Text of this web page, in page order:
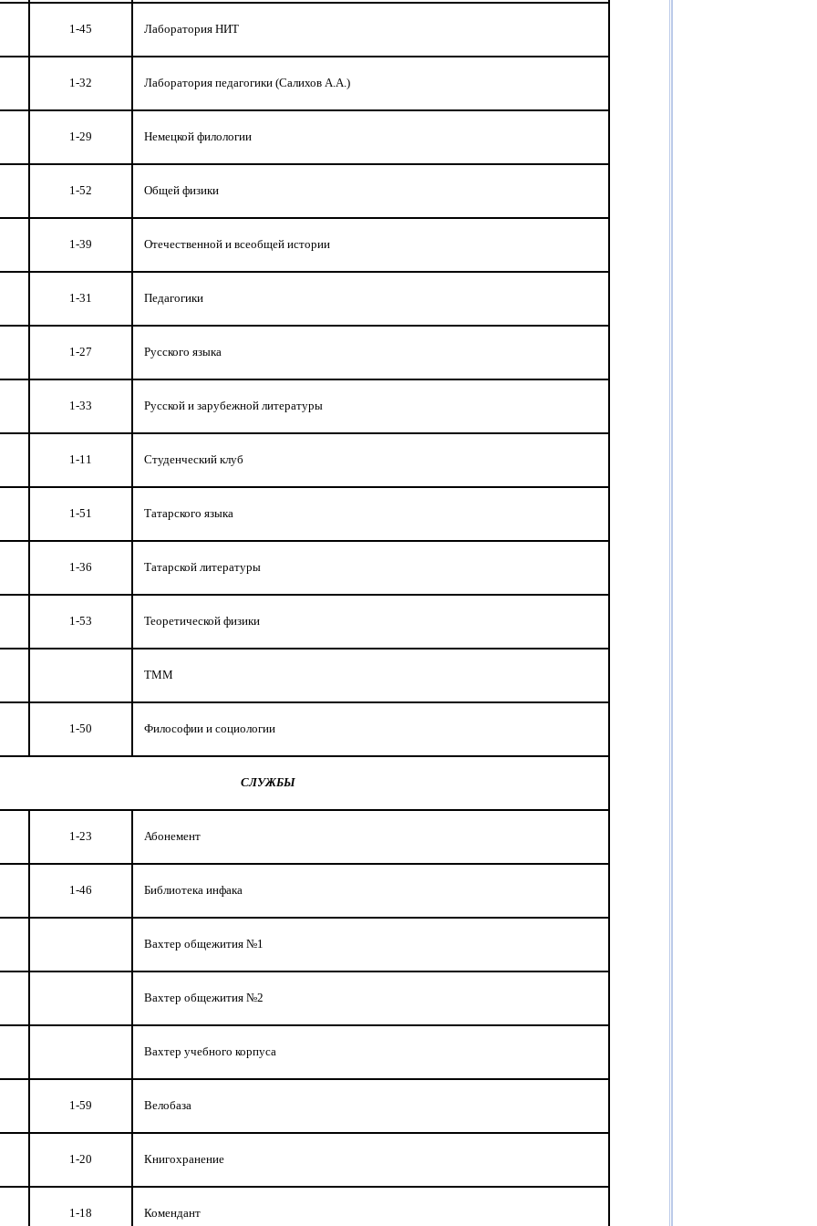
1-45 Лаборатория НИТ
1-32 Лаборатория педагогики (Салихов А.А.)
1-29 Немецкой филологии
1-52 Общей физики
1-39 Отечественной и всеобщей истории
1-31 Педагогики
1-27 Русского языка
1-33 Русской и зарубежной литературы
1-11 Студенческий клуб
1-51 Татарского языка
1-36 Татарской литературы
1-53 Теоретической физики
ТММ
1-50 Философии и социологии
СЛУЖБЫ
1-23 Абонемент
1-46 Библиотека инфака
Вахтер общежития №1
Вахтер общежития №2
Вахтер учебного корпуса
1-59 Велобаза
1-20 Книгохранение
1-18 Комендант